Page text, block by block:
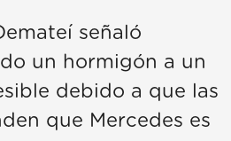
señaló
un hormigón a un
debido a que las
que Mercedes es